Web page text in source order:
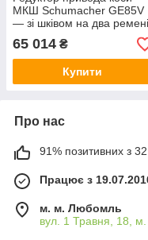
МКШ Schumacher GE85V
— зі шківом на два ремені
, d-215мм ,60540092
65 014 ₴
Купити
Про нас
91% позитивних з 32
Працює з
м. м. Любомль
вул. 1 Травня, 18,